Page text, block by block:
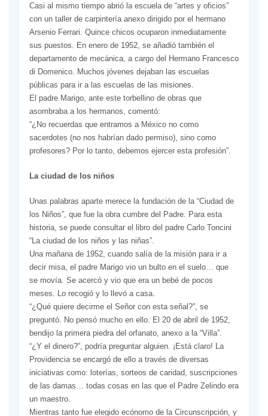
Casi al mismo tiempo abrió la escuela de “artes y oficios”
con un taller de carpintería anexo dirigido por el hermano
Arsenio Ferrari. Quince chicos ocuparon inmediatamente
sus puestos. En enero de 1952, se añadió también el
departamento de mecánica, a cargo del Hermano Francesco
di Domenico. Muchos jóvenes dejaban las escuelas
públicas para ir a las escuelas de las misiones.
El padre Marigo, ante este torbellino de obras que
asombraba a los hermanos, comentó:
“¿No recuerdas que entramos a México no como
sacerdotes (no nos habrían dado permiso), sino como
profesores? Por lo tanto, debemos ejercer esta profesión”.
La ciudad de los niños
Unas palabras aparte merece la fundación de la “Ciudad de
los Niños”, que fue la obra cumbre del Padre. Para esta
historia, se puede consultar el libro del padre Carlo Toncini
“La ciudad de los niños y las niñas”.
Una mañana de 1952, cuando salía de la misión para ir a
decir misa, el padre Marigo vio un bulto en el suelo… que
se movía. Se acercó y vio que era un bebé de pocos
meses. Lo recogió y lo llevó a casa.
“¿Qué quiere decirme el Señor con esta señal?”, se
preguntó. No pensó mucho en ello. El 20 de abril de 1952,
bendijo la primera piedra del orfanato, anexo a la “Villa”.
“¿Y el dinero?”, podría preguntar alguien. ¡Está claro! La
Providencia se encargó de ello a través de diversas
iniciativas como: loterías, sorteos de caridad, suscripciones
de las damas… todas cosas en las que el Padre Zelindo era
un maestro.
Mientras tanto fue elegido ecónomo de la Circunscripción, y